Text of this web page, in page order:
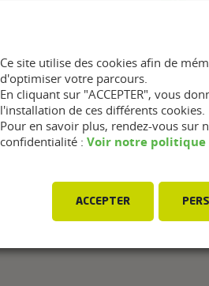
Ce site utilise des cookies afin de
d'optimiser votre parcours.
En cliquant sur "ACCEPTER", vous
l'installation de ces différents cookies.
Pour en savoir plus, rendez-vous sur
confidentialité : Voir notre
ACCEPTER